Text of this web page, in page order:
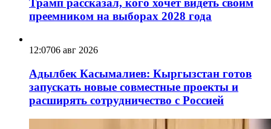
преемником на выборах 2028 года
12:0706 авг 2026
Адылбек Касымалиев: Кыргызстан готов
запускать новые совместные проекты и
расширять сотрудничество с Россией